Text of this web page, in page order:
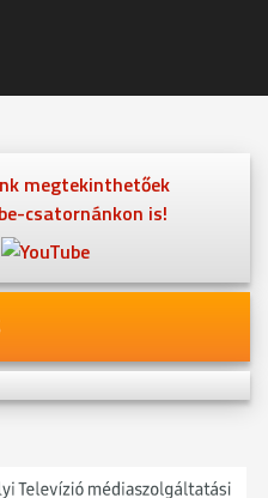
megtekinthetőek
csatornánkon is!